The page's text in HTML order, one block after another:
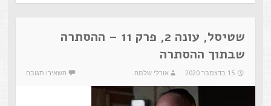
שטיסל, עונה 2, פרק 11 – ההסתרה
שבתוך ההסתרה
15 בדצמבר 2020 אורלי שלמה השאירו תגובה